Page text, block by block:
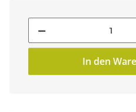
In den